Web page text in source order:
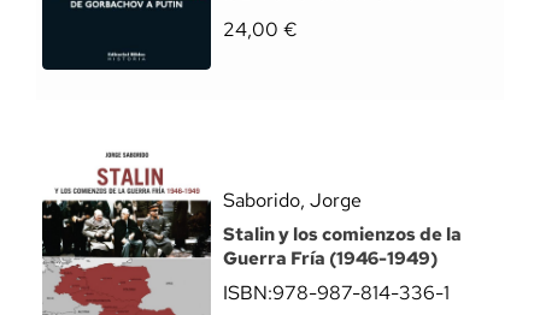
24,00 €
Saborido, Jorge
Stalin y los comienzos de la
Guerra Fría (1946-1949)
ISBN:978-987-814-336-1